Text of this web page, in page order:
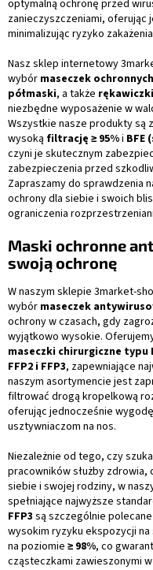
optymalną ochronę przed
zanieczyszczeniami, oferując
minimalizując ryzyko
Nasz sklep internetowy
wybór maseczek ochronnych
półmaski, a także
niezbędne wyposażenie w
Wszystkie nasze produkty są
wysoką filtrację ≥ 95%i
czyni je skutecznym
zabezpieczenia przed
Zapraszamy do sprawdzenia
ochrony dla siebie i swoich
ograniczenia
Maski ochronne
swoją ochronę
W naszym sklepie 3market-
wybór maseczek
ochrony w czasach, gdy
wyjątkowo wysokie.
maseczki chirurgiczne typu
FFP2 i FFP3, zapewniające
naszym asortymencie jest
filtrować drogą kropelkową
oferując jednocześnie
usztywniaczom na nos.
Niezależnie od tego, czy
pracowników służby zdrowia,
siebie i swojej rodziny, w
spełniające najwyższe
FFP3 są szczególnie
wysokim ryzyku ekspozycji
na poziomie ≥ 98%, co
cząsteczkami zawieszonymi